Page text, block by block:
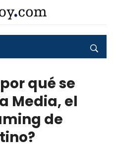
qué se
Media, el
de